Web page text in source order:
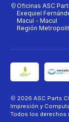
Oficinas ASC
Exequiel
Macul - Macul
Región
2026 ASC Parts
Impresión y
Todos los derechos